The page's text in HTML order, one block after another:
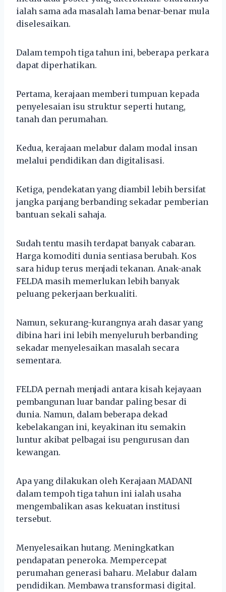
ialah sama ada masalah lama benar-benar mula
diselesaikan.
Dalam tempoh tiga tahun ini, beberapa perkara
dapat diperhatikan.
Pertama, kerajaan memberi tumpuan kepada
penyelesaian isu struktur seperti hutang,
tanah dan perumahan.
Kedua, kerajaan melabur dalam modal insan
melalui pendidikan dan digitalisasi.
Ketiga, pendekatan yang diambil lebih bersifat
jangka panjang berbanding sekadar pemberian
bantuan sekali sahaja.
Sudah tentu masih terdapat banyak cabaran.
Harga komoditi dunia sentiasa berubah. Kos
sara hidup terus menjadi tekanan. Anak-anak
FELDA masih memerlukan lebih banyak
peluang pekerjaan berkualiti.
Namun, sekurang-kurangnya arah dasar yang
dibina hari ini lebih menyeluruh berbanding
sekadar menyelesaikan masalah secara
sementara.
FELDA pernah menjadi antara kisah kejayaan
pembangunan luar bandar paling besar di
dunia. Namun, dalam beberapa dekad
kebelakangan ini, keyakinan itu semakin
luntur akibat pelbagai isu pengurusan dan
kewangan.
Apa yang dilakukan oleh Kerajaan MADANI
dalam tempoh tiga tahun ini ialah usaha
mengembalikan asas kekuatan institusi
tersebut.
Menyelesaikan hutang. Meningkatkan
pendapatan peneroka. Mempercepat
perumahan generasi baharu. Melabur dalam
pendidikan. Membawa transformasi digital.